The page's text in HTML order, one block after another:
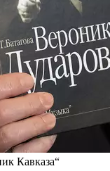
Кавказа“